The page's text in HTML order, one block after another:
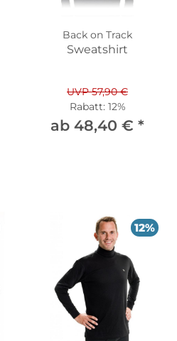
Back on Track
Sweatshirt
UVP 57,90 €
Rabatt: 12%
ab 48,40 € *
12%